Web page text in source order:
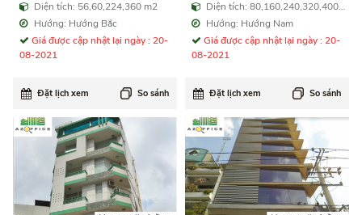
5
Diện tích: 56,60,224,360 m2
Hướng: Hướng Bắc
Giá được cập nhật lại ngày : 20-
08-2021
Đặt lịch xem So sánh
Diện tích: 80,160,240,320,400
m2 Hướng: Hướng Nam
Giá được cập nhật lại ngày : 20-
08-2021
Đặt lịch xem So sánh